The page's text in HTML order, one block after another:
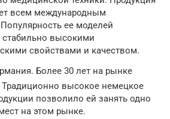
всем международным
ее моделей
стабильно высокими
свойствами и качеством.
Более 30 лет на рынке
Традиционно высокое немецкое
позволило ей занять одно
на этом рынке.